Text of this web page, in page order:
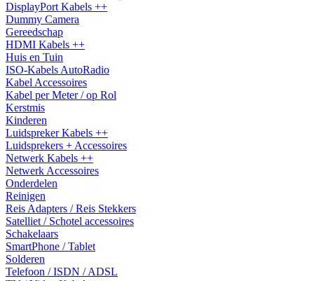
DisplayPort Kabels ++
Dummy Camera
Gereedschap
HDMI Kabels ++
Huis en Tuin
ISO-Kabels AutoRadio
Kabel Accessoires
Kabel per Meter / op Rol
Kerstmis
Kinderen
Luidspreker Kabels ++
Luidsprekers + Accessoires
Netwerk Kabels ++
Netwerk Accessoires
Onderdelen
Reinigen
Reis Adapters / Reis Stekkers
Satelliet / Schotel accessoires
Schakelaars
SmartPhone / Tablet
Solderen
Telefoon / ISDN / ADSL